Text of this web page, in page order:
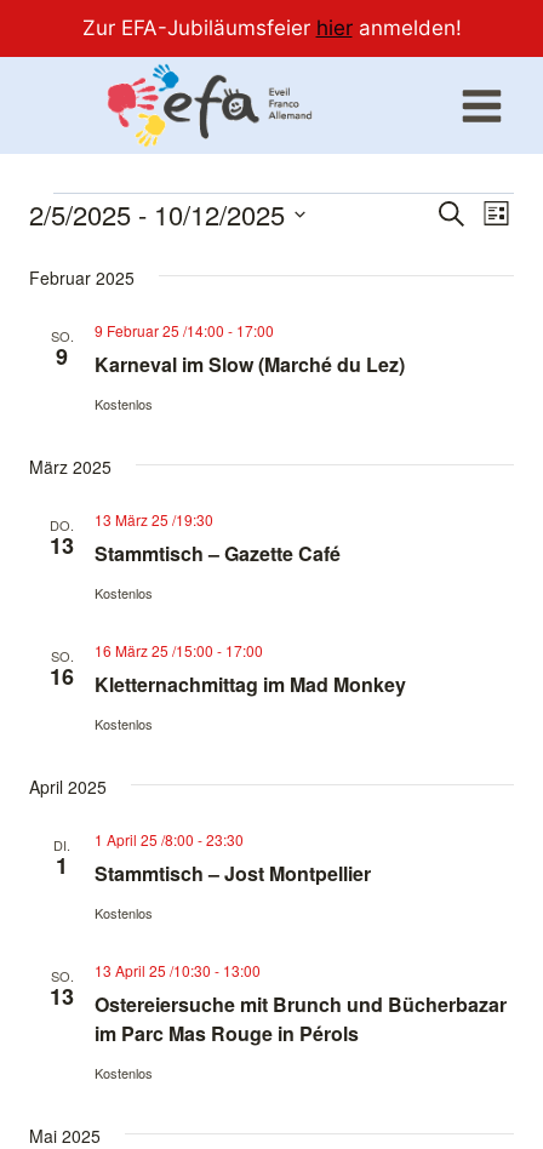
Zur EFA-Jubiläumsfeier hieranmelden!
Veranstaltungen
Suche
SucheListe
2/5/2025 - 10/12/2025
wählen.
Februar 2025
SO.
9 Karneval im Slow (Marché du Lez)
9 Februar 25 /14:00 - 17:00
Kostenlos
März 2025
DO.
13 Stammtisch – Gazette Café
13 März 25 /19:30
Kostenlos
SO.
16 Kletternachmittag im Mad Monkey
16 März 25 /15:00 - 17:00
Kostenlos
April 2025
DI.
1 Stammtisch – Jost Montpellier
1 April 25 /8:00 -23:30
Kostenlos
SO.
13
Ostereiersuche mit Brunch und Bücherbazar
im Parc Mas Rouge in Pérols
13 April 25 /10:30 - 13:00
Kostenlos
Mai 2025